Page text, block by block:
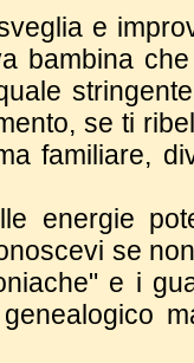
e
bambina
se ti
familiare,
energie
se
e i